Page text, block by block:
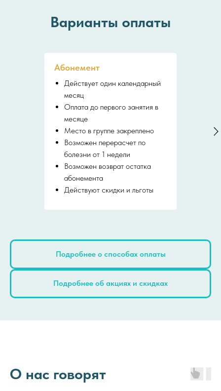
Варианты оплаты
Абонемент
Действует один календарный
месяц
Оплата до первого занятия в
месяце
Место в группе закреплено
Возможен перерасчет по
болезни от 1 недели
Возможен возврат остатка
абонемента
Действуют скидки и льготы
Подробнее о способах оплаты
Подробнее об акциях и скидках
О нас говорят